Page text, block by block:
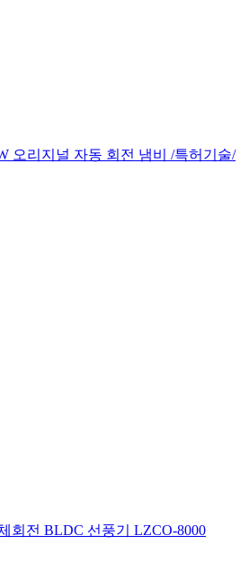
오리지널 자동 회전 냄비 /특허기술/
회전 BLDC 선풍기 LZCO-8000